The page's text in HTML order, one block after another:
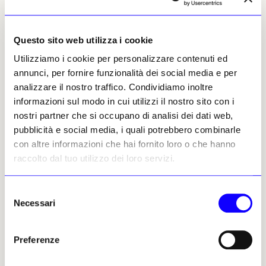
Questo sito web utilizza i cookie
Utilizziamo i cookie per personalizzare contenuti ed
annunci, per fornire funzionalità dei social media e per
analizzare il nostro traffico. Condividiamo inoltre
informazioni sul modo in cui utilizzi il nostro sito con i
nostri partner che si occupano di analisi dei dati web,
pubblicità e social media, i quali potrebbero combinarle
con altre informazioni che hai fornito loro o che hanno
raccolto dal tuo utilizzo dei loro servizi.
delNecessari
Preferenze
quello di avere gusto. Quanto è importante
“avere gusto” per una regista
cinematografico?
arriva in un secondo momento. Dopo
John From
il mio secondo lungometraggio, ho deciso che
determinato progetto, è un punto su cui ho
smesso di transigere.
Aggiungo che, guardando i miei film da un
punto di vista formale, si può concludere che